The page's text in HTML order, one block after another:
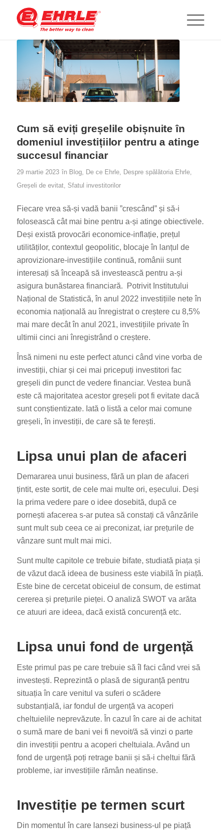
Cum să eviți greșelile obișnuite în
domeniul investițiilor pentru a atinge
succesul financiar
29 martie 2023 în Blog, De ce Ehrle, Despre spălătoria Ehrle,
Greșeli de evitat, Sfatul investitorilor
Fiecare vrea să-și vadă banii ”crescând” și să-i
folosească cât mai bine pentru a-și atinge obiectivele.
Deși există provocări economice-inflație, prețul
utilităților, contextul geopolitic, blocaje în lanțul de
aprovizionare-investițiile continuă, românii sunt
interesați să înceapă să investească pentru a-și
asigura bunăstarea financiară. Potrivit Institutului
Național de Statistică, în anul 2022 investițiile nete în
economia națională au înregistrat o creștere cu 8,5%
mai mare decât în anul 2021, investițiile private în
ultimii cinci ani înregistrând o creștere.
Însă nimeni nu este perfect atunci când vine vorba de
investiții, chiar și cei mai pricepuți investitori fac
greșeli din punct de vedere financiar. Vestea bună
este că majoritatea acestor greșeli pot fi evitate dacă
sunt conștientizate. Iată o listă a celor mai comune
greșeli, în investiții, de care să te ferești.
Lipsa unui plan de afaceri
Demararea unui business, fără un plan de afaceri
țintit, este sortit, de cele mai multe ori, eșecului. Deși
la prima vedere pare o idee dosebită, după ce
pornești afacerea s-ar putea să constați că vânzările
sunt mult sub ceea ce ai preconizat, iar prețurile de
vânzare sunt mult mai mici.
Sunt multe capitole ce trebuie bifate, studiată piața și
de văzut dacă ideea de business este viabilă în piață.
Este bine de cercetat obiceiul de consum, de estimat
cererea și prețurile pieței. O analiză SWOT va arăta
ce atuuri are ideea, dacă există concurență etc.
Lipsa unui fond de urgență
Este primul pas pe care trebuie să îl faci când vrei să
investești. Reprezintă o plasă de siguranță pentru
situația în care venitul va suferi o scădere
substanțială, iar fondul de urgență va acoperi
cheltuielile neprevăzute. În cazul în care ai de achitat
o sumă mare de bani vei fi nevoit/ă să vinzi o parte
din investiții pentru a acoperi cheltuiala. Având un
fond de urgență poți retrage banii și să-i cheltui fără
probleme, iar investițiile rămân neatinse.
Investiție pe termen scurt
Din momentul în care lansezi business-ul pe piață